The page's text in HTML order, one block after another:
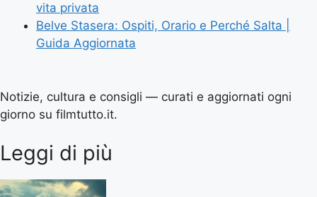
vita privata
Belve Stasera: Ospiti, Orario e Perché Salta |
Guida Aggiornata
Notizie, cultura e consigli — curati e aggiornati ogni
giorno su filmtutto.it.
Leggi di più